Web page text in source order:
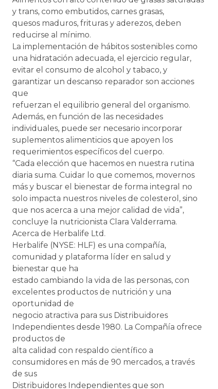
y trans, como embutidos, carnes grasas,
quesos maduros, frituras y aderezos, deben
reducirse al mínimo.
La implementación de hábitos sostenibles como
una hidratación adecuada, el ejercicio regular,
evitar el consumo de alcohol y tabaco, y
garantizar un descanso reparador son acciones
que
refuerzan el equilibrio general del organismo.
Además, en función de las necesidades
individuales, puede ser necesario incorporar
suplementos alimenticios que apoyen los
requerimientos específicos del cuerpo.
“Cada elección que hacemos en nuestra rutina
diaria suma. Cuidar lo que comemos, movernos
más y buscar el bienestar de forma integral no
solo impacta nuestros niveles de colesterol, sino
que nos acerca a una mejor calidad de vida”,
concluye la nutricionista Clara Valderrama.
Acerca de Herbalife Ltd.
Herbalife (NYSE: HLF) es una compañía,
comunidad y plataforma líder en salud y
bienestar que ha
estado cambiando la vida de las personas, con
excelentes productos de nutrición y una
oportunidad de
negocio atractiva para sus Distribuidores
Independientes desde 1980. La Compañía ofrece
productos de
alta calidad con respaldo científico a
consumidores en más de 90 mercados, a través
de sus
Distribuidores Independientes que son